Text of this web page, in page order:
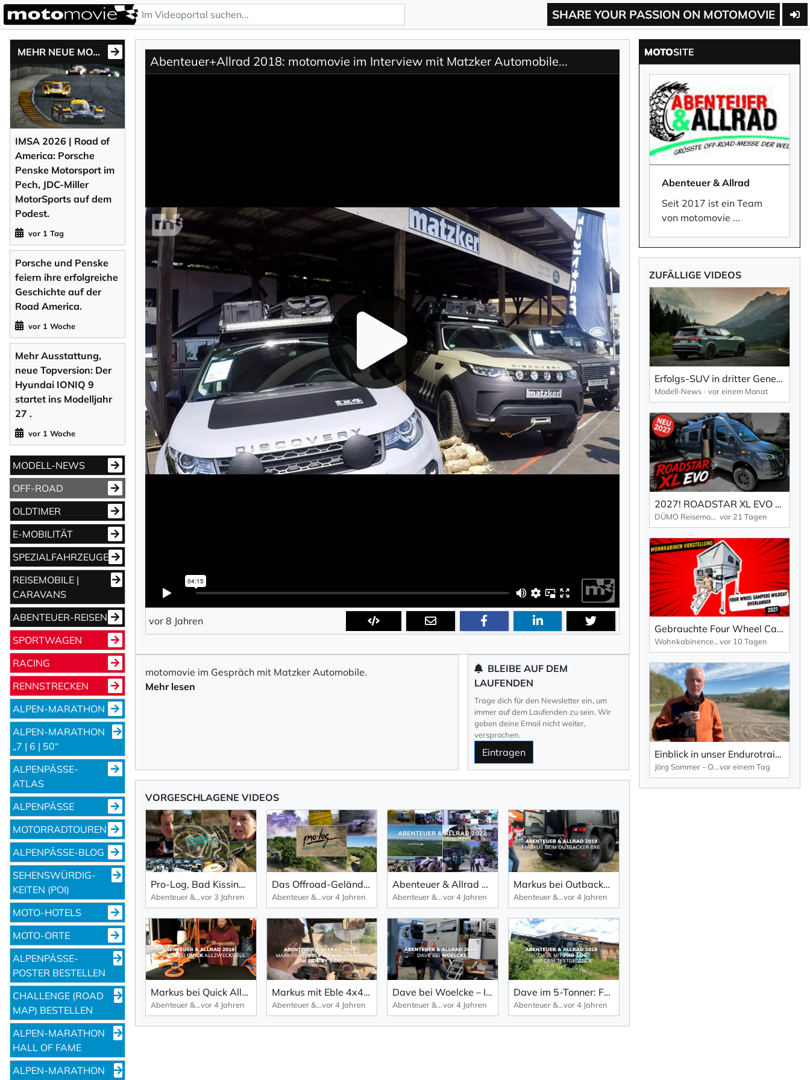
SHARE YOUR PASSION ON MOTOMOVIE
MEHR NEUE MOTONEWS
IMSA 2026 | Road of
America: Porsche
Penske Motorsport im
Pech, JDC-Miller
MotorSports auf dem
Podest.
vor 1 Tag
Porsche und Penske
feiern ihre erfolgreiche
Geschichte auf der
Road America.
vor 1 Woche
Mehr Ausstattung,
neue Topversion: Der
Hyundai IONIQ 9
startet ins Modelljahr
27 .
vor 1 Woche
MODELL-NEWS
OFF-ROAD
OLDTIMER
E-MOBILITÄT
SPEZIALFAHRZEUGE
REISEMOBILE |
CARAVANS
ABENTEUER-REISEN
SPORTWAGEN
RACING
RENNSTRECKEN
ALPEN-MARATHON
ALPEN-MARATHON
„7 | 6 | 50“
ALPENPÄSSE-
ATLAS
ALPENPÄSSE
MOTORRADTOUREN
ALPENPÄSSE-BLOG
SEHENS­WÜRDIG­
KEITEN (POI)
MOTO-HOTELS
MOTO-ORTE
ALPENPÄSSE-
POSTER BESTELLEN
CHALLENGE (ROAD
MAP) BESTELLEN
ALPEN-MARATHON
HALL OF FAME
ALPEN-MARATHON
Abenteuer+Allrad 2018: motomovie im Interview mit Matzker Automobile...
vor 8 Jahren
motomovie im Gespräch mit Matzker Automobile.
Mehr lesen
BLEIBE AUF DEM
LAUFENDEN
Trage dich für den Newsletter ein, um
immer auf dem Laufenden zu sein. Wir
geben deine Email nicht weiter,
versprochen.
Eintragen
VORGESCHLAGENE VIDEOS
Pro-Log, Bad Kissingen: Einzigartige Onroad- und Offroad-Events.
Abenteuer & Allradvor 3 Jahren
Das Offroad-Gelände der Messe "Abenteuer & Allrad: ideale Location für alle Offroad-Events.
Abenteuer & Allradvor 4 Jahren
Abenteuer & Allrad 2022 – Das Offroad-Highlight des Jahres: Interviews, Fakten und Impressionen zu Messe, Camps und Stadt.
Abenteuer & Allradvor 4 Jahren
Markus bei Outbacker 6x6 – schwimmfähiges Offroad-Multitalent auf der Abenteuer & Allrad 2019.
Abenteuer & Allradvor 4 Jahren
Markus bei Quick Allzweckseile – unglaubliches Produkt, gesehen auf der Abenteuer & Allrad 2019.
Abenteuer & Allradvor 4 Jahren
Markus mit Eble 4x4 im Gelände – Interview auf der Abenteuer & Allrad 2019.
Abenteuer & Allradvor 4 Jahren
Dave bei Woelcke – Interview mit Frank auf der Abenteuer & Allrad 2019.
Abenteuer & Allradvor 4 Jahren
Dave im 5-Tonner: Fahrt über das Testgelände der Abenteuer & Allrad (2019).
Abenteuer & Allradvor 4 Jahren
MOTOSITE
Abenteuer & Allrad
Seit 2017 ist ein Team
von motomovie ...
ZUFÄLLIGE VIDEOS
Erfolgs-SUV in dritter Generation: Neuer Audi Q7 kombiniert Vielseitigkeit und Performance.
Modell-News vor einem Monat
2027! ROADSTAR XL EVO - Offroad Monster auf 7 Meter!
DÜMO Reisemobile vor 21 Tagen
Gebrauchte Four Wheel Campers Wildcat Overlander Wohnkabine - 2021
Wohnkabinencentervor 10 Tagen
Einblick in unser Endurotraining am Nürburgring
Jörg Sommer – OFFROADWERKvor einem Tag